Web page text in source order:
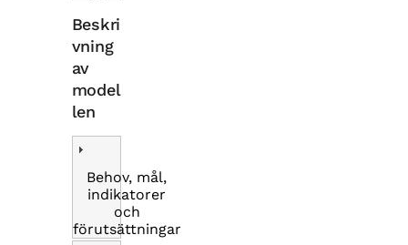
Beskri
vning
av
model
len
Behov, mål,
indikatorer
och
förutsättningar